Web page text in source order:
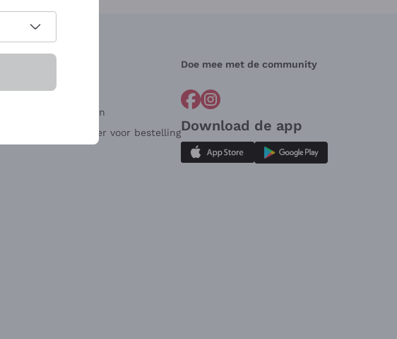
Klantenservice
Verkoopvoorwaarden
Herroepingsformulier voor bestelling
Doe mee met de community
Download de app